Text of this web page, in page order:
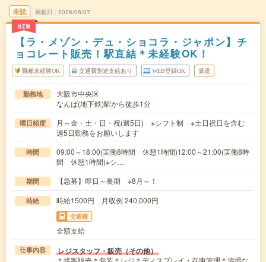
未読
NEW
掲載日 2026/08/07
【ラ・メゾン・デュ・ショコラ・ジャポン】チ
ョコレート販売！駅直結＊未経験OK！
職種未経験OK 交通費別途支給あり WEB登録OK 派遣
勤務地
大阪市中央区
なんば(地下鉄)駅から徒歩1分
曜日頻度
月～金・土・日・祝(週5日) ※シフト制 ※土日祝日を含む
週5日勤務をお願いします
時間
09:00～18:00(実働8時間 休憩1時間)12:00～21:00(実働8時
間 休憩1時間)※シ…
期間 【急募】即日～長期 ※8月～！
時給 時給1500円 月収例 240,000円
交通費
全額支給
仕事内容 レジスタッフ・販売（その他）
＊接客販売＊包装＊レジ＊ディスプレイ・在庫管理＊清掃な